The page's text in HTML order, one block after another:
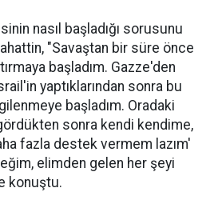
nasıl başladığı sorusunu
"Savaştan bir süre önce
başladım. Gazze'den
yaptıklarından sonra bu
başladım. Oradaki
sonra kendi kendime,
fazla destek vermem lazım'
elimden gelen her şeyi
konuştu.